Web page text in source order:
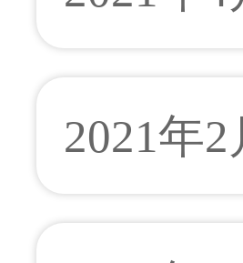
2021年